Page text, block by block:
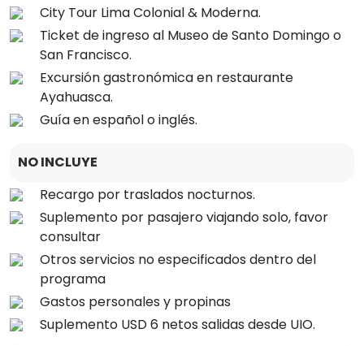
City Tour Lima Colonial & Moderna.
Ticket de ingreso al Museo de Santo Domingo o
San Francisco.
Excursión gastronómica en restaurante
Ayahuasca.
Guía en español o inglés.
NO INCLUYE
Recargo por traslados nocturnos.
Suplemento por pasajero viajando solo, favor
consultar
Otros servicios no especificados dentro del
programa
Gastos personales y propinas
Suplemento USD 6 netos salidas desde UIO.